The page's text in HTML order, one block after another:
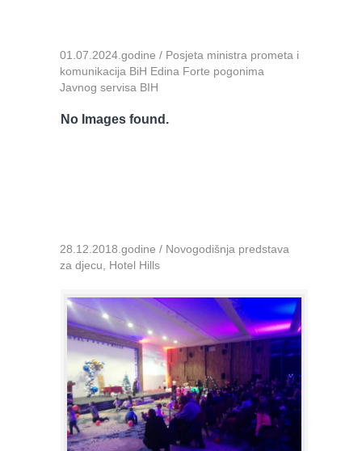
01.07.2024.godine / Posjeta ministra prometa i
komunikacija BiH Edina Forte pogonima
Javnog servisa BIH
No Images found.
28.12.2018.godine / Novogodišnja predstava
za djecu, Hotel Hills